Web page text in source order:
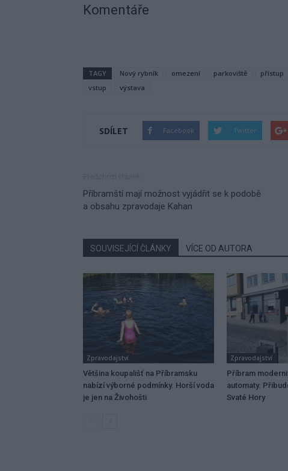
Komentáře
TAGY Nový rybník omezení parkoviště přístup
vstup
výstava
SDÍLET Facebook Twitter
Příbramští mají možnost vyjádřit se k podobě
a obsahu zpravodaje Kahan
SOUVISEJÍCÍ ČLÁNKY VÍCE OD AUTORA
Zpravodajství
Většina koupališť na Příbramsku
nabízí výborné podmínky. Horší voda
je jen na Živohošti
Zpravodajství
Příbram
automaty.
Svaté Hory